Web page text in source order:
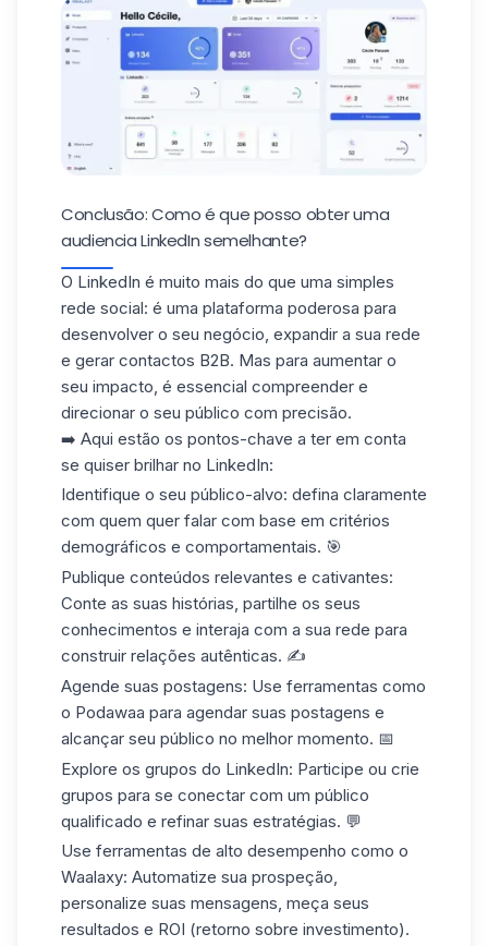
Conclusão: Como é que posso obter uma
audiencia LinkedIn semelhante?
O LinkedIn é muito mais do que uma simples
rede social: é uma plataforma poderosa para
desenvolver o seu negócio, expandir a sua rede
e gerar contactos B2B. Mas para aumentar o
seu impacto, é essencial compreender e
direcionar o seu público com precisão.
➡️ Aqui estão os pontos-chave a ter em conta
se quiser brilhar no LinkedIn:
Identifique o seu público-alvo: defina claramente
com quem quer falar com base em critérios
demográficos e comportamentais. 🎯
Publique conteúdos relevantes e cativantes:
Conte as suas histórias, partilhe os seus
conhecimentos e interaja com a sua rede para
construir relações autênticas. ✍️
Agende suas postagens: Use ferramentas como
o Podawaa para agendar suas postagens e
alcançar seu público no melhor momento. 📅
Explore os grupos do LinkedIn: Participe ou crie
grupos para se conectar com um público
qualificado e refinar suas estratégias. 💬
Use ferramentas de alto desempenho como o
Waalaxy: Automatize sua prospeção,
personalize suas mensagens, meça seus
resultados e ROI (retorno sobre investimento).